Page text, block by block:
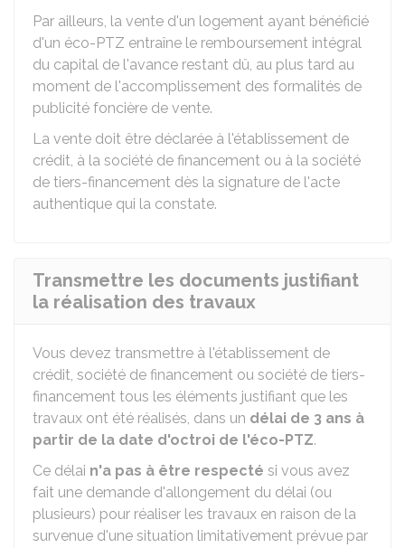
Par ailleurs, la vente d'un logement ayant bénéficié
d'un éco-PTZ entraîne le remboursement intégral
du capital de l'avance restant dû, au plus tard au
moment de l'accomplissement des formalités de
publicité foncière de vente.
La vente doit être déclarée à l'établissement de
crédit, à la société de financement ou à la société
de tiers-financement dès la signature de l'acte
authentique qui la constate.
Transmettre les documents justifiant
la réalisation des travaux
Vous devez transmettre à l'établissement de
crédit, société de financement ou société de tiers-
financement tous les éléments justifiant que les
travaux ont été réalisés, dans un délai de 3 ans à
partir de la date d'octroi de l'éco-PTZ.
Ce délai n'a pas à être respecté si vous avez
fait une demande d'allongement du délai (ou
plusieurs) pour réaliser les travaux en raison de la
survenue d'une situation limitativement prévue par